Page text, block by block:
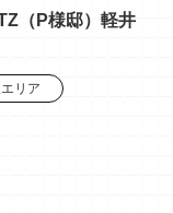
（P様邸）軽井
リア